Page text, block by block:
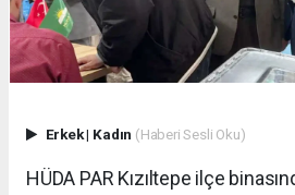
Erkek| Kadın (Haberi Sesli Oku)
HÜDA PAR Kızıltepe ilçe